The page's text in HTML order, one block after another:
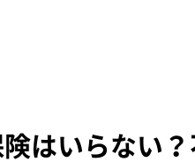
はいらない